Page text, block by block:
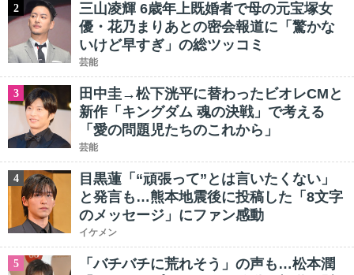
2
三山凌輝 6歳年上既婚者で母の元宝塚女
優・花乃まりあとの密会報道に「驚かな
いけど早すぎ」の総ツッコミ
芸能
3
田中圭→松下洸平に替わったビオレCMと
新作「キングダム 魂の決戦」で考える
「愛の問題児たちのこれから」
芸能
4
目黒蓮「“頑張って”とは言いたくない」
と発言も…熊本地震後に投稿した「8文字
のメッセージ」にファン感動
イケメン
5
「バチバチに荒れそう」の声も…松本潤